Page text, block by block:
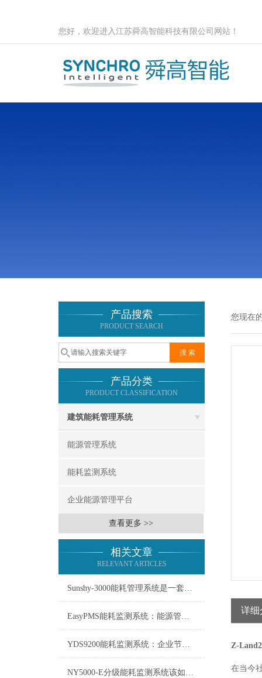
您好，欢迎进入江苏舜高智能科技有限公司网站！
产品搜索
PRODUCT SEARCH
产品分类
PRODUCT CLASSIFICATION
建筑能耗管理系统
能源管理系统
能耗监测系统
企业能源管理平台
查看更多 >>
相关文章
RELEVANT ARTICLES
Sunshy-3000能耗管理系统是一套用于监测、分析能源使用情况的工具
EasyPMS能耗监测系统：能源管理的智慧之眼
YDS9200能耗监测系统：企业节能增效的智慧之眼
NY5000-E分级能耗监测系统该如何使用？
您现在
详细
Z-
在当今